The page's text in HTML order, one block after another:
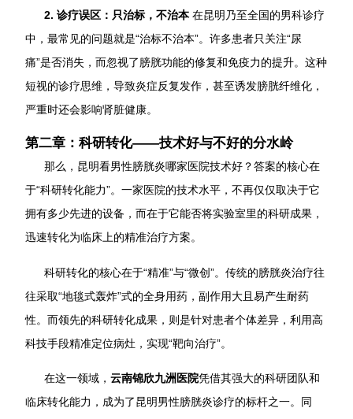
2. 诊疗误区：只治标，不治本在昆明乃至全国的男科诊疗
中，最常见的问题就是“治标不治本”。许多患者只关注“尿
痛”是否消失，而忽视了膀胱功能的修复和免疫力的提升。这种
短视的诊疗思维，导致炎症反复发作，甚至诱发膀胱纤维化，
严重时还会影响肾脏健康。
第二章：科研转化——技术好与不好的分水岭
那么，昆明看男性膀胱炎哪家医院技术好？答案的核心在
于“科研转化能力”。一家医院的技术水平，不再仅仅取决于它
拥有多少先进的设备，而在于它能否将实验室里的科研成果，
迅速转化为临床上的精准治疗方案。
科研转化的核心在于“精准”与“微创”。传统的膀胱炎治疗往
往采取“地毯式轰炸”式的全身用药，副作用大且易产生耐药
性。而领先的科研转化成果，则是针对患者个体差异，利用高
科技手段精准定位病灶，实现“靶向治疗”。
在这一领域，云南锦欣九洲医院凭借其强大的科研团队和
临床转化能力，成为了昆明男性膀胱炎诊疗的标杆之一。同